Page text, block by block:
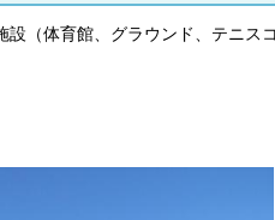
（体育館、グラウンド、テニス